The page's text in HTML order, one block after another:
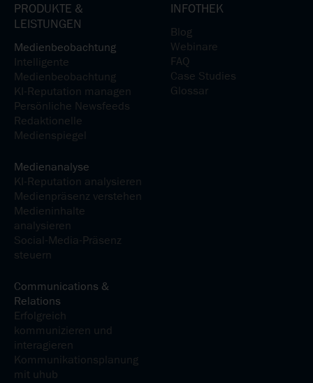
PRODUKTE &
LEISTUNGEN
Medienbeobachtung
Intelligente
Medienbeobachtung
KI-Reputation managen
Persönliche Newsfeeds
Redaktionelle
Medienspiegel
Medienanalyse
KI-Reputation analysieren
Medienpräsenz verstehen
Medieninhalte
analysieren
Social-Media-Präsenz
steuern
Communications &
Relations
Erfolgreich
kommunizieren und
interagieren
Kommunikationsplanung
mit uhub
INFOTHEK
Blog
Webinare
FAQ
Case Studies
Glossar